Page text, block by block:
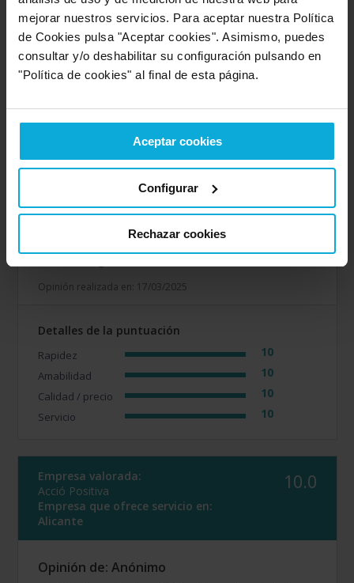
mejorar nuestros servicios. Para aceptar nuestra Política
de Cookies pulsa "Aceptar cookies". Asimismo, puedes
consultar y/o deshabilitar su configuración pulsando en
"Política de cookies" al final de esta página.
Aceptar cookies
Configurar
Rechazar cookies
Rapidez 10
Amabilidad 10
Calidad / precio 10
Empresa valorada:
Acció Positiva
Opinión de: Aran
Opinión realizada en: 17/03/2025
Detalles de la puntuación
Rapidez 10
Amabilidad 10
Calidad / precio 10
Servicio 10
Empresa valorada:
Acció Positiva
Empresa que ofrece servicio en:
Alicante
10.0
Opinión de: Anónimo